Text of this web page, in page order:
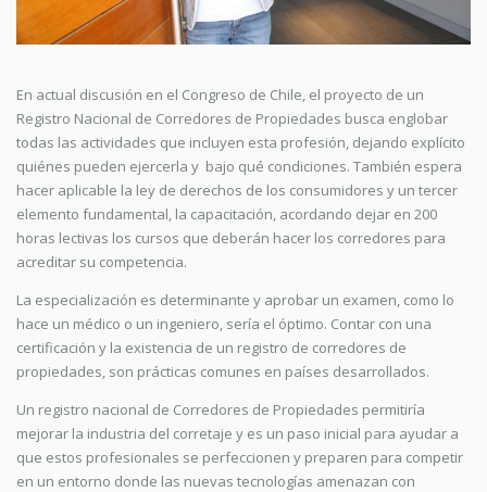
En actual discusión en el Congreso de Chile, el proyecto de un
Registro Nacional de Corredores de Propiedades busca englobar
todas las actividades que incluyen esta profesión, dejando explícito
quiénes pueden ejercerla y bajo qué condiciones. También espera
hacer aplicable la ley de derechos de los consumidores y un tercer
elemento fundamental, la capacitación, acordando dejar en 200
horas lectivas los cursos que deberán hacer los corredores para
acreditar su competencia.
La especialización es determinante y aprobar un examen, como lo
hace un médico o un ingeniero, sería el óptimo. Contar con una
certificación y la existencia de un registro de corredores de
propiedades, son prácticas comunes en países desarrollados.
Un registro nacional de Corredores de Propiedades permitiría
mejorar la industria del corretaje y es un paso inicial para ayudar a
que estos profesionales se perfeccionen y preparen para competir
en un entorno donde las nuevas tecnologías amenazan con